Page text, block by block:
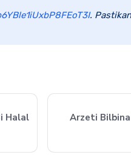
.
Halal
Arzeti